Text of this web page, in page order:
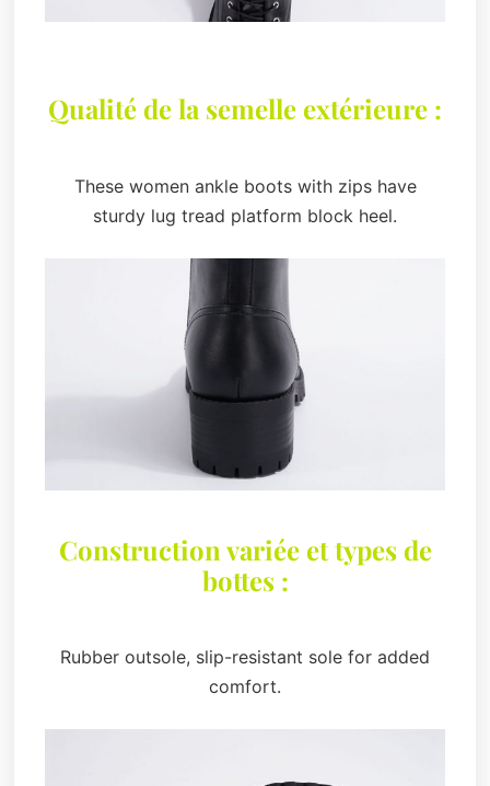
Qualité de la semelle extérieure :
These women ankle boots with zips have
sturdy lug tread platform block heel.
Construction variée et types de
bottes :
Rubber outsole, slip-resistant sole for added
comfort.